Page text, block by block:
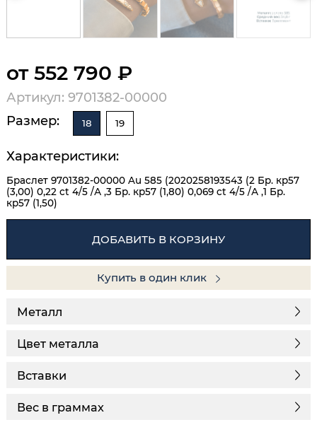
от 552 790 ₽
Артикул: 9701382-00000
Размер:
18 19
Характеристики:
Браслет 9701382-00000 Au 585 (2020258193543 (2 Бр. кр57
(3,00) 0,22 ct 4/5 /А ,3 Бр. кр57 (1,80) 0,069 ct 4/5 /А ,1 Бр.
кр57 (1,50)
ДОБАВИТЬ В КОРЗИНУ
Купить в один клик
Металл
Цвет металла
Вставки
Вес в граммах